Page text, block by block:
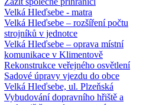
Velká Hleďsebe - matra
Velká Hleďsebe – rozšíření počtu
strojníků v jednotce
Velká Hleďsebe – oprava místní
komunikace v Klimentově
Rekonstrukce veřejného osvětlení
Sadové úpravy vjezdu do obce
Velká Hleďsebe, ul. Plzeňská
Vybudování dopravního hřiště a